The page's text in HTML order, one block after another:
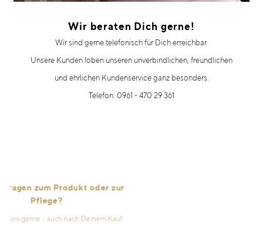
Wir beraten Dich gerne!
Wir sind gerne telefonisch für Dich erreichbar.
Unsere Kunden loben unseren unverbindlichen, freundlichen
und ehrlichen Kundenservice ganz besonders.
Telefon: 0961 - 470 29 361
zum Produkt oder zur
Pflege?
gerne - auch nach Deinem Kauf.